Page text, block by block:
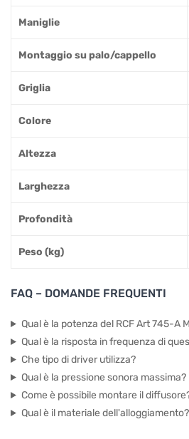
Maniglie
Montaggio su palo/cappello
Griglia
Colore
Altezza
Larghezza
Profondità
Peso (kg)
FAQ – DOMANDE FREQUENTI
Qual è la potenza del RCF Art 745-A
Qual è la risposta in frequenza di
Che tipo di driver utilizza?
Qual è la pressione sonora massima?
Come è possibile montare il
Qual è il materiale dell'alloggiamento?